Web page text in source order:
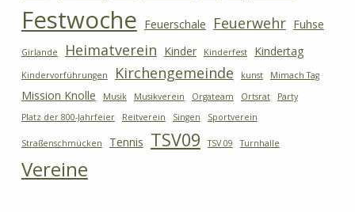
Festwoche Feuerschale Feuerwehr Fuhse
Girlande Heimatverein Kinder Kinderfest Kindertag
Kindervorführungen Kirchengemeinde kunst Mimach Tag
Mission Knolle Musik Musikverein Orgateam Ortsrat
Party
Platz der 800-Jahrfeier
Reitverein Singen Sportverein
Straßenschmücken Tennis TSV09 TSV 09 Turnhalle
Vereine